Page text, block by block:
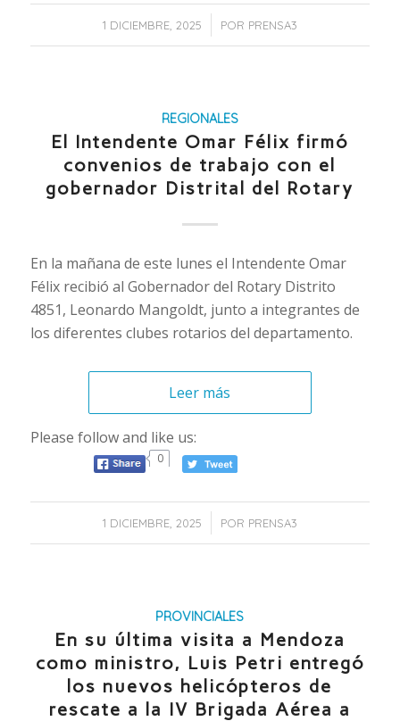
1 DICIEMBRE, 2025
/ POR PRENSA3
REGIONALES
El Intendente Omar Félix firmó
convenios de trabajo con el
gobernador Distrital del Rotary
En la mañana de este lunes el Intendente Omar
Félix recibió al Gobernador del Rotary Distrito
4851, Leonardo Mangoldt, junto a integrantes de
los diferentes clubes rotarios del departamento.
Leer más
Please follow and like us:
0
1 DICIEMBRE, 2025
/ POR PRENSA3
PROVINCIALES
En su última visita a Mendoza
como ministro, Luis Petri entregó
los nuevos helicópteros de
rescate a la IV Brigada Aérea a